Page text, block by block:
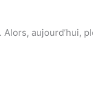
aujourd’hui,